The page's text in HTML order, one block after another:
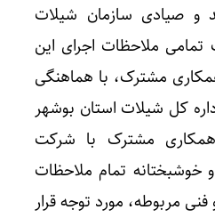
و صیادی سازمان شیلات
تمامی ملاحظات اجرای این
مشترک، با هماهنگی
کل شیلات استان بوشهر
مشترک با شرکت
خوشبختانه تمام ملاحظات
مربوطه، مورد توجه قرار